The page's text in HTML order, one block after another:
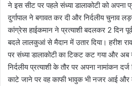
ने इस सीट पर पहले संध्या डालाकोटी को अपना
दुर्गापाल ने बगावत कर दी और निर्दलीय चुनाव
कांग्रेस हाईकमान ने प्रत्याशी बदलकर 2 दिन
बदले लालकुआं से मैदान में उतार दिया। हरीश
पर संध्या डालाकोटी का टिकट कट गया और अब
निर्दलीय प्रत्याशी के तौर पर अपना नामांकन दर्ज
काटे जाने पर वह काफी भावुक भी नजर आई और